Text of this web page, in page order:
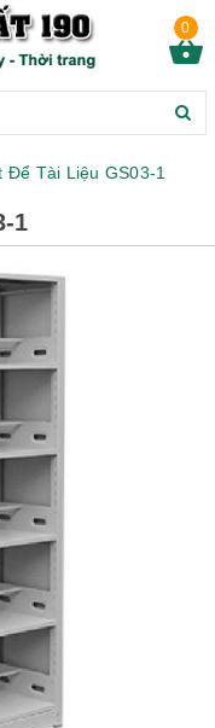
0
Để Tài Liệu GS03-1
1